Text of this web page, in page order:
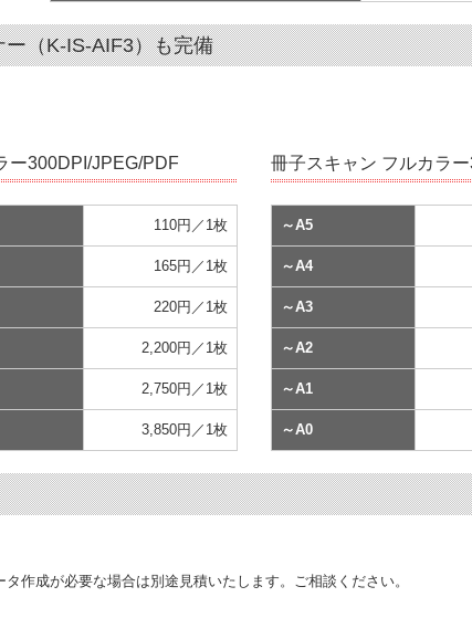
（K-IS-AIF3）も完備
ー300DPI/JPEG/PDF
110円／1枚
165円／1枚
220円／1枚
2,200円／1枚
2,750円／1枚
3,850円／1枚
冊子スキャン フルカラー
～A5
～A4
～A3
～A2
～A1
～A0
作成が必要な場合は別途見積いたします。ご相談ください。